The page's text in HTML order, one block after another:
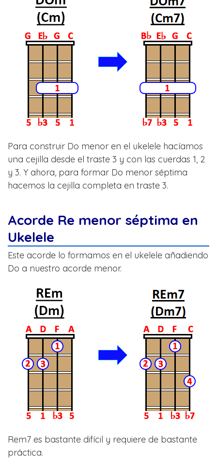
Para construir Do menor en el ukelele hacíamos
una cejilla desde el traste 3 y con las cuerdas 1, 2
y 3. Y ahora, para formar Do menor séptima
hacemos la cejilla completa en traste 3.
Acorde Re menor séptima en
Ukelele
Este acorde lo formamos en el ukelele añadiendo
Do a nuestro acorde menor.
Rem7 es bastante difícil y requiere de bastante
práctica.